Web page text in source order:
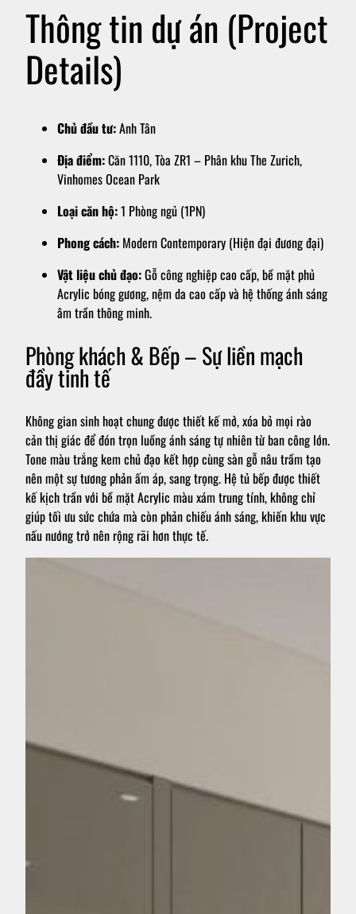
Thông tin dự án (Project
Details)
Chủ đầu tư:Anh Tân
Địa điểm:Căn 1110, Tòa ZR1 – Phân khu The Zurich,
Vinhomes Ocean Park
Loại căn hộ:1 Phòng ngủ (1PN)
Phong cách: Modern Contemporary (Hiện đại đương đại)
Vật liệu chủ đạo:Gỗ công nghiệp cao cấp, bề mặt phủ
Acrylic bóng gương, nệm da cao cấp và hệ thống ánh sáng
âm trần thông minh.
Phòng khách & Bếp – Sự liền mạch
đầy tinh tế
Không gian sinh hoạt chung được thiết kế mở, xóa bỏ mọi rào
cản thị giác để đón trọn luồng ánh sáng tự nhiên từ ban công lớn.
Tone màu trắng kem chủ đạo kết hợp cùng sàn gỗ nâu trầm tạo
nên một sự tương phản ấm áp, sang trọng. Hệ tủ bếp được thiết
kế kịch trần với bề mặt Acrylic màu xám trung tính, không chỉ
giúp tối ưu sức chứa mà còn phản chiếu ánh sáng, khiến khu vực
nấu nướng trở nên rộng rãi hơn thực tế.